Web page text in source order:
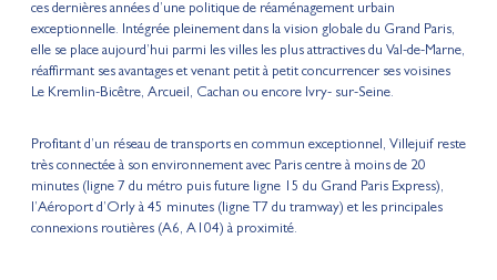
ces dernières années d’une politique de réaménagement urbain
exceptionnelle. Intégrée pleinement dans la vision globale du Grand Paris,
elle se place aujourd’hui parmi les villes les plus attractives du Val-de-Marne,
réaffirmant ses avantages et venant petit à petit concurrencer ses voisines
Le Kremlin-Bicêtre, Arcueil, Cachan ou encore Ivry- sur-Seine.
Profitant d’un réseau de transports en commun exceptionnel, Villejuif reste
très connectée à son environnement avec Paris centre à moins de 20
minutes (ligne 7 du métro puis future ligne 15 du Grand Paris Express),
l’Aéroport d’Orly à 45 minutes (ligne T7 du tramway) et les principales
connexions routières (A6, A104) à proximité.